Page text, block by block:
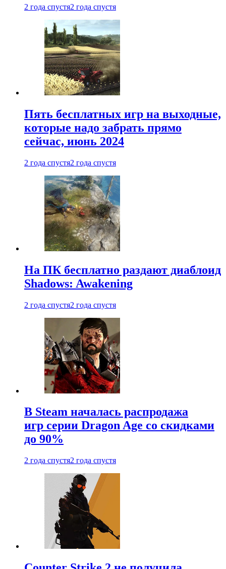
2 года спустя2 года спустя
Пять бесплатных игр на выходные,
которые надо забрать прямо
сейчас, июнь 2024
2 года спустя2 года спустя
На ПК бесплатно раздают диаблоид
Shadows: Awakening
2 года спустя2 года спустя
В Steam началась распродажа
игр серии Dragon Age со скидками
до 90%
2 года спустя2 года спустя